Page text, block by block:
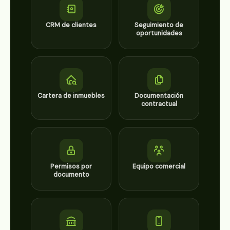
CRM de clientes
Seguimiento de
oportunidades
Cartera de inmuebles
Documentación
contractual
Permisos por
documento
Equipo comercial